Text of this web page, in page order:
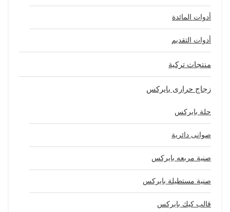
أدوات المائدة
أدوات التقديم
منتجات تركية
زجاج حرارى بايركس
حلة بايركس
صوانى دائرية
صنية مربعه بايركس
صنية مستطيلة بايركس
قالب كيك بايركس